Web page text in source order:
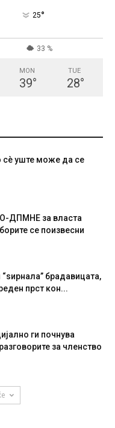
25°
33 %
MON
39°
TUE
28°
сè уште може да се
ДПМНЕ за власта
се поизвесни
брадавицата,
прст кон...
ги почнува
за членство